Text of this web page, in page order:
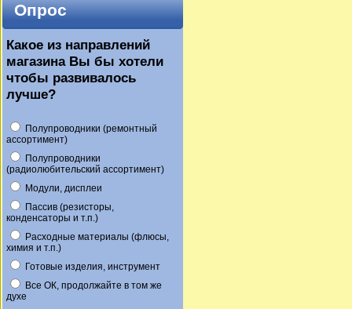
Опрос
Какое из направлений
магазина Вы бы хотели
чтобы развивалось
лучше?
Полупроводники (ремонтный
ассортимент)
Полупроводники
(радиолюбительский ассортимент)
Модули, дисплеи
Пассив (резисторы,
конденсаторы и т.п.)
Расходные материалы (флюсы,
химия и т.п.)
Готовые изделия, инструмент
Все ОК, продолжайте в том же
духе